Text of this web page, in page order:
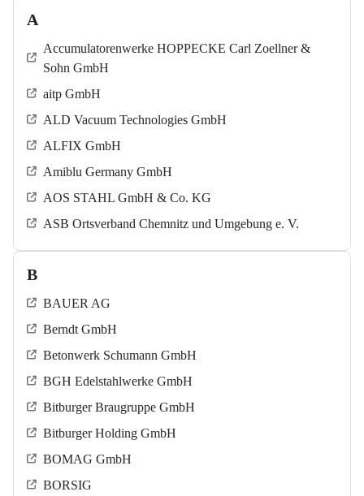
A
Accumulatorenwerke HOPPECKE Carl Zoellner &
Sohn GmbH
aitp GmbH
ALD Vacuum Technologies GmbH
ALFIX GmbH
Amiblu Germany GmbH
AOS STAHL GmbH & Co. KG
ASB Ortsverband Chemnitz und Umgebung e. V.
B
BAUER AG
Berndt GmbH
Betonwerk Schumann GmbH
BGH Edelstahlwerke GmbH
Bitburger Braugruppe GmbH
Bitburger Holding GmbH
BOMAG GmbH
BORSIG